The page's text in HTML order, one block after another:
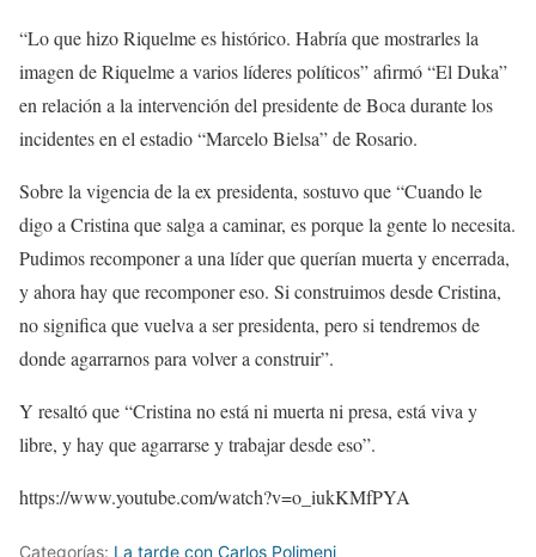
“Lo que hizo Riquelme es histórico. Habría que mostrarles la
imagen de Riquelme a varios líderes políticos” afirmó “El Duka”
en relación a la intervención del presidente de Boca durante los
incidentes en el estadio “Marcelo Bielsa” de Rosario.
Sobre la vigencia de la ex presidenta, sostuvo que “Cuando le
digo a Cristina que salga a caminar, es porque la gente lo necesita.
Pudimos recomponer a una líder que querían muerta y encerrada,
y ahora hay que recomponer eso. Si construimos desde Cristina,
no significa que vuelva a ser presidenta, pero si tendremos de
donde agarrarnos para volver a construir”.
Y resaltó que “Cristina no está ni muerta ni presa, está viva y
libre, y hay que agarrarse y trabajar desde eso”.
https://www.youtube.com/watch?v=o_iukKMfPYA
Categorías: La tarde con Carlos Polimeni